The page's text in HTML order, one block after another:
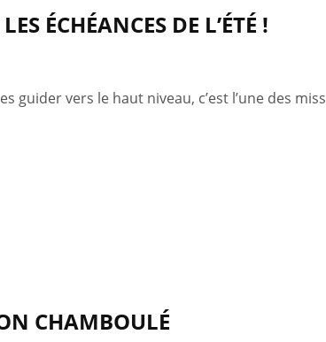
ÉCHÉANCES DE L’ÉTÉ !
guider vers le haut niveau, c’est l’une des
CHAMBOULÉ